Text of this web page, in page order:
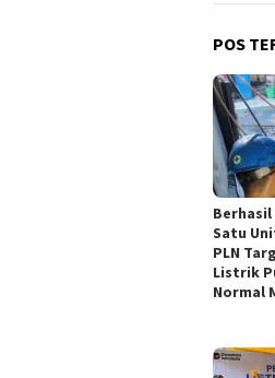
POS
Satu
PLN
Listrik
Normal